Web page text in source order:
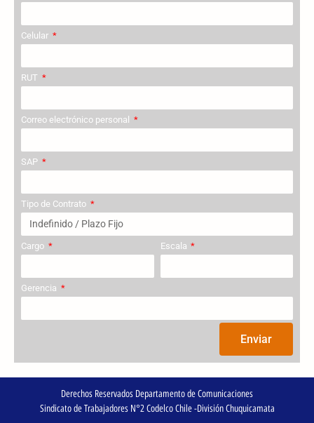
Celular
RUT
Correo electrónico personal
SAP
Tipo de Contrato
Cargo Escala
Gerencia
Enviar
Derechos Reservados Departamento de Comunicaciones
Sindicato de Trabajadores N°2 Codelco Chile -División Chuquicamata